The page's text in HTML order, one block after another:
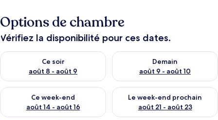
Options de chambre
Vérifiez la disponibilité pour ces dates.
Ce soir
août 8 - août 9
Vérifier la disponibilité pour ce soir août 8 - août 9
Demain
août 9 - août 10
Vérifier la disponibilité pour
Ce week-end
août 14 - août 16
Vérifier la disponibilité pour ce week-end août 14 - août 16
Le week-end prochain
août 21 - août 23
Vérifier la disponibilité pour